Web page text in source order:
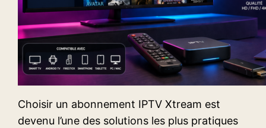
Choisir un abonnement IPTV Xtream est
devenu l’une des solutions les plus pratiques